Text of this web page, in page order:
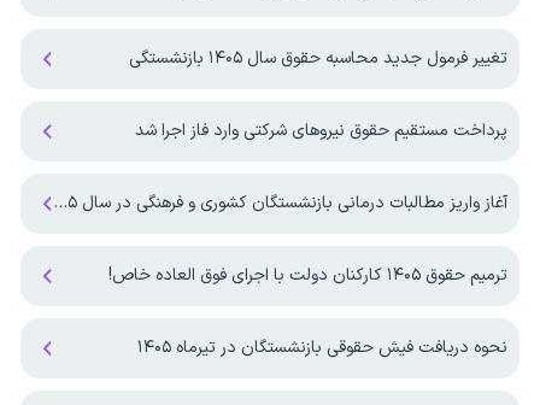
تغییر فرمول جدید محاسبه حقوق سال ۱۴۰۵ بازنشستگی
پرداخت مستقیم حقوق نیروهای شرکتی وارد فاز اجرا شد
آغاز واریز مطالبات درمانی بازنشستگان کشوری و فرهنگی در سال ۱۴۰۵
ترمیم حقوق ۱۴۰۵ کارکنان دولت با اجرای فوق العاده خاص!
نحوه دریافت فیش حقوقی بازنشستگان در تیرماه ۱۴۰۵